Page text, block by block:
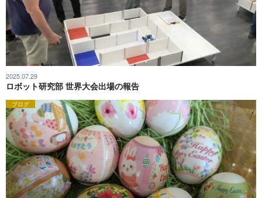
2025.07.29
ロボット研究部 世界大会出場の報告
ブログ